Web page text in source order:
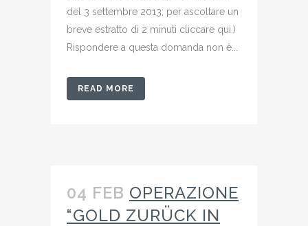
del 3 settembre 2013; per ascoltare un
breve estratto di 2 minuti cliccare qui.)
Rispondere a questa domanda non è...
READ MORE
04 FEB OPERAZIONE
“GOLD ZURÜCK IN